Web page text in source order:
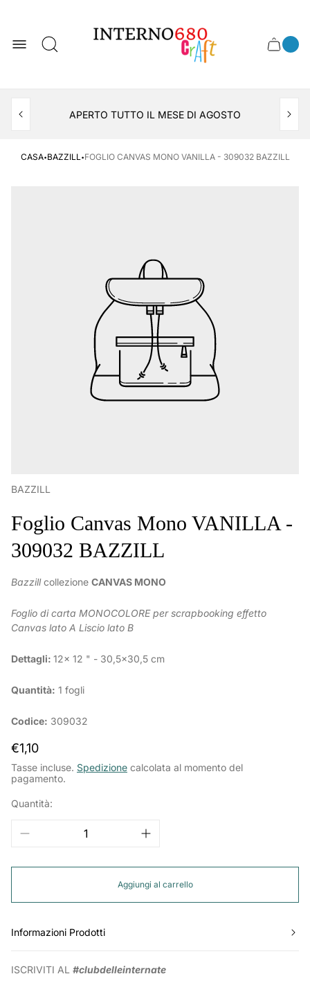
del
negozio
Cassetto
APERTO TUTTO IL MESE DI AGOSTO
CASA·BAZZILL·FOGLIO CANVAS MONO VANILLA - 309032 BAZZILL
BAZZILL
Foglio Canvas Mono VANILLA -
309032 BAZZILL
Bazzillcollezione CANVAS MONO
Foglio di carta MONOCOLORE per scrapbooking effetto
Canvas lato A Liscio lato B
Dettagli: 12x 12 " - 30,5x30,5 cm
Quantità: 1 fogli
Codice: 309032
Prezzo
normale
€1,10
Tasse incluse. Spedizione calcolata al momento del
pagamento.
Quantità:
Aggiungi al carrello
Informazioni Prodotti
ISCRIVITI AL #clubdelleinternate